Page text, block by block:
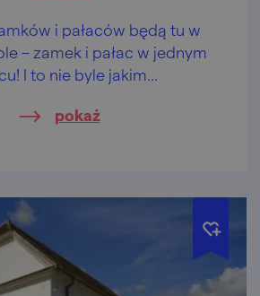
i pałaców będą tu w
– zamek i pałac w jednym
I to nie byle jakim…
pokaż